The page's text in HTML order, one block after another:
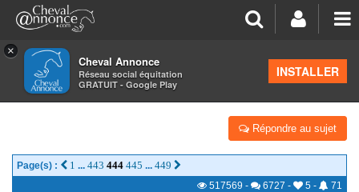
×
Cheval Annonce
Réseau social équitation
GRATUIT - Google Play
INSTALLER
>Salon de thé
CEUX QUI ACHÈTENT, RÉNOVENT, CONSTRUISENT...
Répondre au sujet
Page(s) : 1 ... 443 444 445 ... 449
517569 - 6727 - 5 -
71